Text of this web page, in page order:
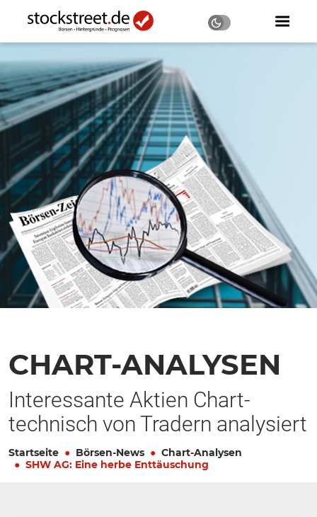
CHART-ANALYSEN
Interessante Aktien Chart-
technisch von Tradern analysiert
Startseite Börsen-News
Chart-Analysen
SHW AG: Eine herbe Enttäuschung